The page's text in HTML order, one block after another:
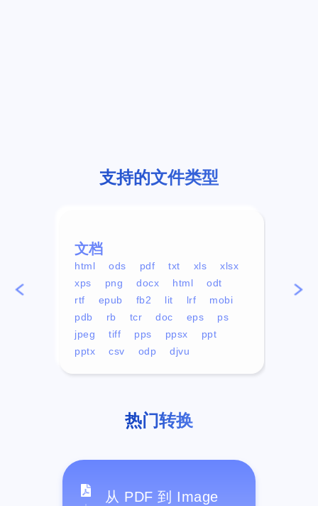
支持的文件类型
文档
html ods pdf txt xls
xlsx
xps
png docx html
odt
rtf
epub fb2 lit lrf
mobi
pdb
rb tcr doc eps
ps
jpeg
tiff pps ppsx
ppt
pptx
csv odp djvu
mp4
热门转换
从 PDF 到 Image